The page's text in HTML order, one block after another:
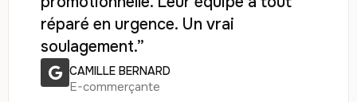
réparé en urgence. Un vrai
soulagement.”
CAMILLE BERNARD
E-commerçante